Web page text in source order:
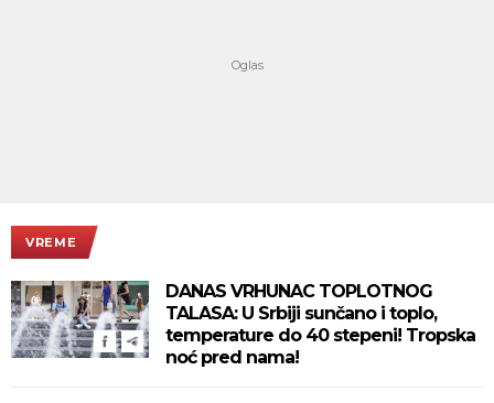
VREME
DANAS VRHUNAC TOPLOTNOG
TALASA: U Srbiji sunčano i toplo,
temperature do 40 stepeni! Tropska
noć pred nama!